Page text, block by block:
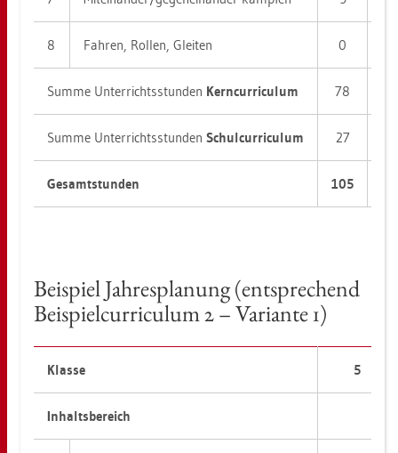
8 Fah­ren, Rol­len, Glei­ten 0
Summe Un­ter­richts­stun­den Kern­cur­ri­cu­lum 78
Summe Un­ter­richts­stun­den Schul­cur­ri­cu­lum 27
Ge­samt­stun­den 105
Bei­spiel Jah­res­pla­nung (ent­spre­chend
Bei­spiel­cur­ri­cu­lum 2 – Va­ri­an­te 1)
Klas­se 5
In­halts­be­reich